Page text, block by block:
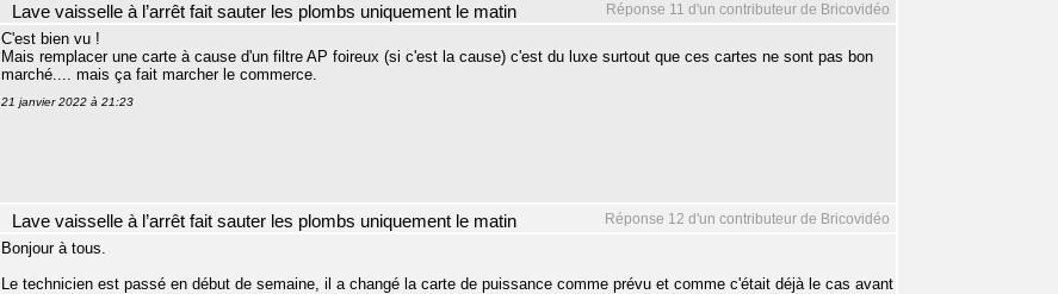
Réponse 11 d'un contributeur de Bricovidéo
Lave vaisselle à l’arrêt fait sauter les plombs uniquement le matin
C'est bien vu !
Mais remplacer une carte à cause d'un filtre AP foireux (si c'est la cause) c'est du luxe surtout que ces cartes ne sont pas bon
marché.... mais ça fait marcher le commerce.
21 janvier 2022 à 21:23
Réponse 12 d'un contributeur de Bricovidéo
Lave vaisselle à l’arrêt fait sauter les plombs uniquement le matin
Bonjour à tous.
Le technicien est passé en début de semaine, il a changé la carte de puissance comme prévu et comme c'était déjà le cas avant